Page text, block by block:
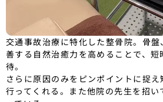
交通事故治療に特化した整骨院。骨
善する自然治癒力を高めることで、短
待。
さらに原因のみをピンポイントに捉
行ってくれる。また他院の先生を招